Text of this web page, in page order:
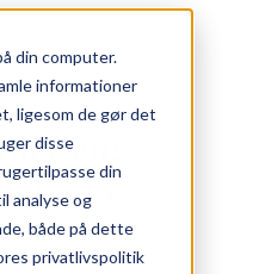
din computer.
informationer
ligesom de gør det
disse
din
analyse og
både på dette
privatlivspolitik
i